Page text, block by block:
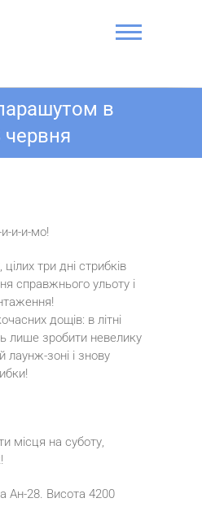
з
в
на
ПАРА-СКУФ
в
червня
и-и-мо!
цілих три дні стрибків
справжнього ульоту і
дощів: в літні
лише зробити невелику
лаунж-зоні і знову
місця на суботу,
Ан-28. Висота 4200